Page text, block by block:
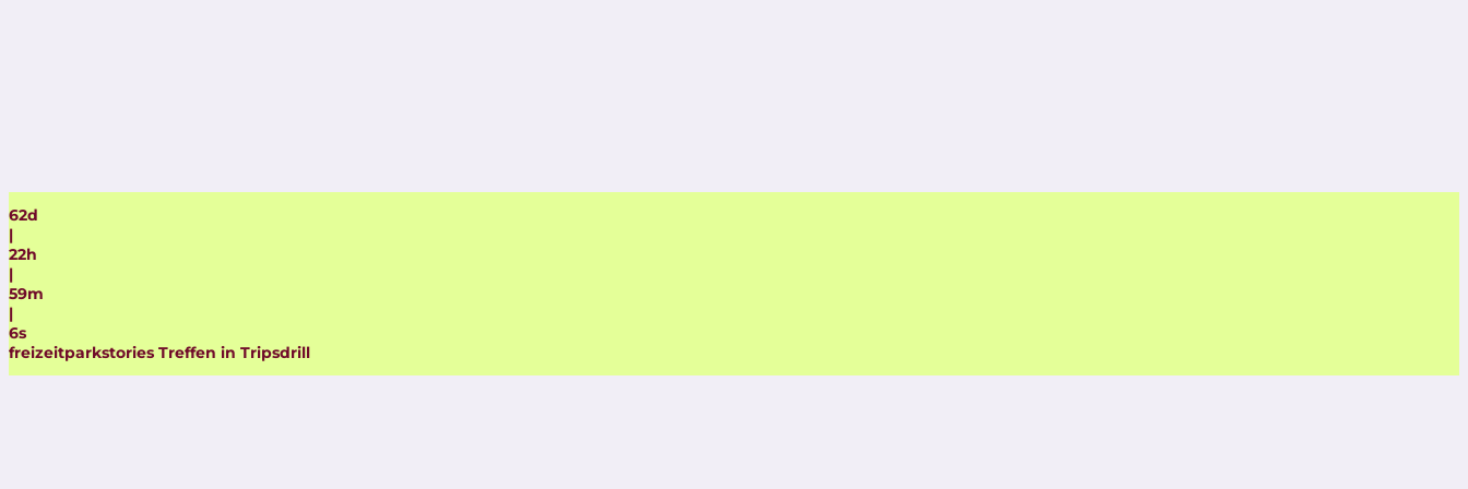
62d
|
22h
|
59m
|
5s
freizeitparkstories Treffen in Tripsdrill